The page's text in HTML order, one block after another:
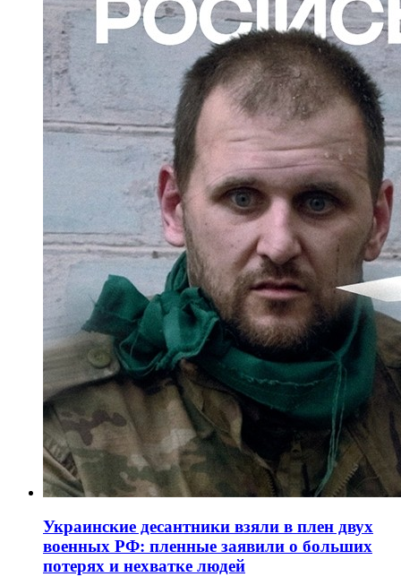
Украинские десантники взяли в плен двух
военных РФ: пленные заявили о больших
потерях и нехватке людей